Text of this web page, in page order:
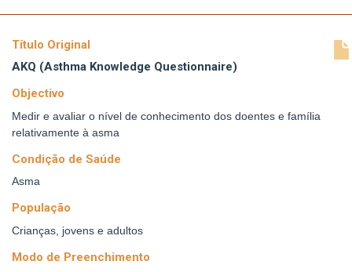
Título Original
AKQ (Asthma Knowledge Questionnaire)
Objectivo
Medir e avaliar o nível de conhecimento dos doentes e família
relativamente à asma
Condição de Saúde
Asma
População
Crianças, jovens e adultos
Modo de Preenchimento